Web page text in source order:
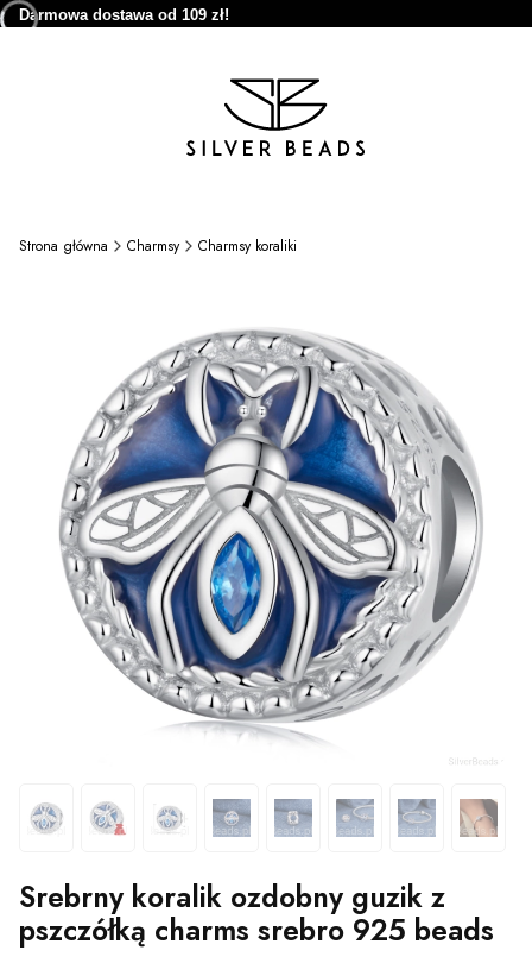
Darmowa dostawa od 109 zł!
Strona główna Charmsy Charmsy koraliki
Srebrny koralik ozdobny guzik z
pszczółką charms srebro 925 beads